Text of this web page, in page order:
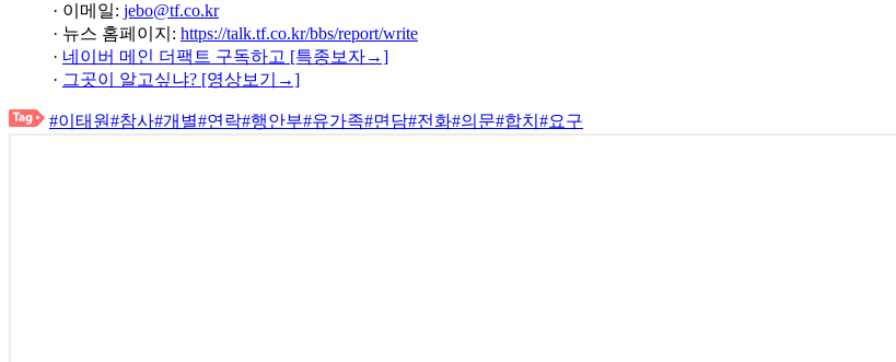
· 이메일: jebo@tf.co.kr
· 뉴스 홈페이지: https://talk.tf.co.kr/bbs/report/write
· 네이버 메인 더팩트 구독하고 [특종보자→]
· 그곳이 알고싶냐? [영상보기→]
#이태원#참사#개별#연락#행안부#유가족#면담#전화#의문#합치 #요구